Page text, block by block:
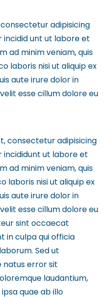
adipisicing
incidid unt ut labore et
ad minim veniam, quis
laboris nisi ut aliquip ex
aute irure dolor in
esse cillum dolore eu
consectetur adipisicing
incididunt ut labore et
ad minim veniam, quis
laboris nisi ut aliquip ex
aute irure dolor in
esse cillum dolore eu
sint occaecat
in culpa qui officia
Sed ut
natus error sit
laudantium,
quae ab illo